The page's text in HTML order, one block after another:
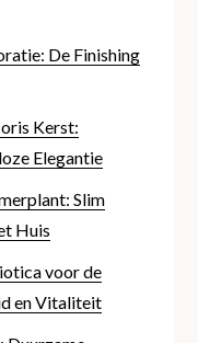
De Finishing
Kerst:
Elegantie
Slim
Huis
voor de
en Vitaliteit